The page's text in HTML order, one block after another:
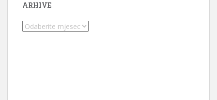
ARHIVE
Arhive